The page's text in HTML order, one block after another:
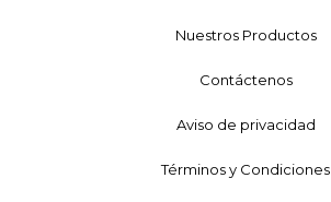
Nuestros Productos
Contáctenos
Aviso de privacidad
Términos y Condiciones